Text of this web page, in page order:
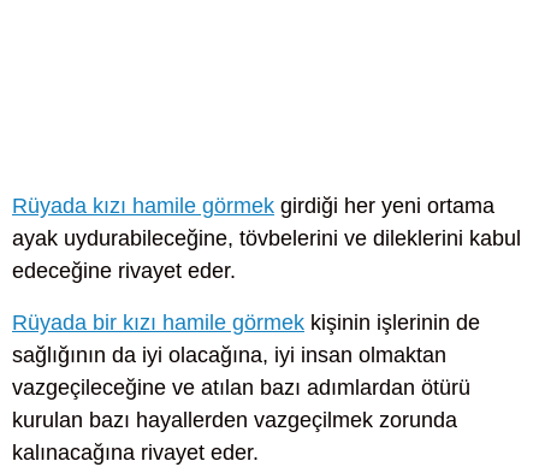
Rüyada kızı hamile görmek girdiği her yeni ortama
ayak uydurabileceğine, tövbelerini ve dileklerini kabul
edeceğine rivayet eder.
Rüyada bir kızı hamile görmek kişinin işlerinin de
sağlığının da iyi olacağına, iyi insan olmaktan
vazgeçileceğine ve atılan bazı adımlardan ötürü
kurulan bazı hayallerden vazgeçilmek zorunda
kalınacağına rivayet eder.